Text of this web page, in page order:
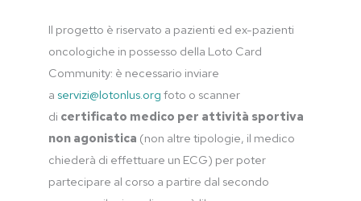
Il progetto è riservato a pazienti ed ex-pazienti
oncologiche in possesso della Loto Card
Community: è necessario inviare
a servizi@lotonlus.org foto o scanner
di certificato medico per attività sportiva
non agonistica (non altre tipologie, il medico
chiederà di effettuare un ECG) per poter
partecipare al corso a partire dal secondo